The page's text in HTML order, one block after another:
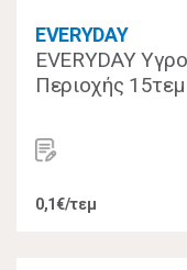
EVERYDAY
EVERYDAY
Περιοχής 15τεμ
0,1€/τεμ